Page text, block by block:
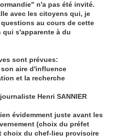
n'a pas été invité.
avec les citoyens qui, je
au cours de cette
s'apparente à du
sont prévues:
son aire d'influence
et la recherche
Henri SANNIER
évidemment juste avant les
(choix du préfet
choix du chef-lieu provisoire